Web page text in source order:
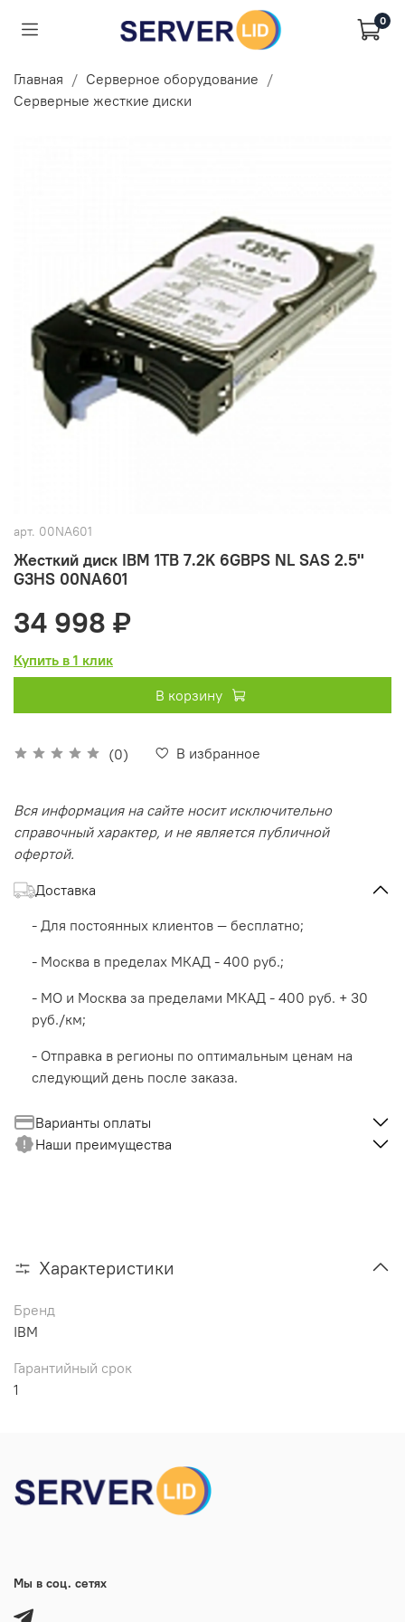
0
Главная
Серверное оборудование
Серверные жесткие диски
арт. 00NA601
Жесткий диск IBM 1TB 7.2K 6GBPS NL SAS 2.5''
G3HS 00NA601
(0) В избранное
34 998 ₽
Купить в 1 клик
В корзину
Вся информация на сайте носит исключительно
справочный характер, и не является публичной
офертой.
Доставка
- Для постоянных клиентов — бесплатно;
- Москва в пределах МКАД - 400 руб.;
- МО и Москва за пределами МКАД - 400 руб. + 30
руб./км;
- Отправка в регионы по оптимальным ценам на
следующий день после заказа.
Варианты оплаты
Наши преимущества
Характеристики
Бренд
IBM
Гарантийный срок
1
Мы в соц. сетях